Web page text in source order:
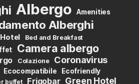
Albergo
Amenities
Alberghi
Bed and Breakfast
Camera albergo
Colazione
Coronavirus
Ecocompatibile
Ecofriendly
buffet Frigobar Green Hotel